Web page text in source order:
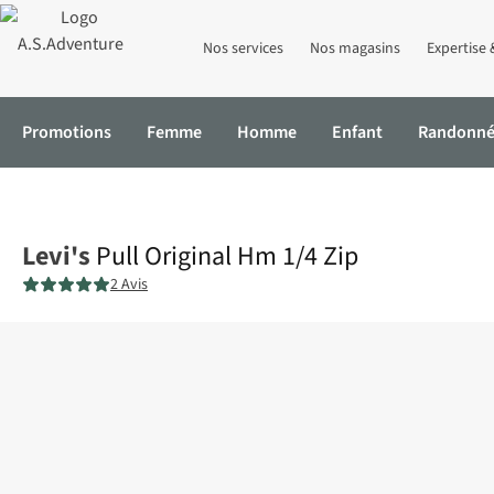
Nos services Nos magasins Expertise
Promotions Femme Homme Enfant
Levi's Pull Original Hm 1/4 Zip
2 Avis